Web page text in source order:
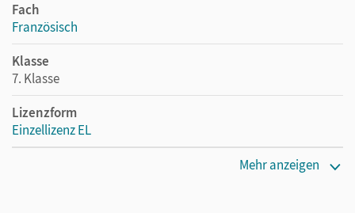
Fach
Französisch
Klasse
7. Klasse
Lizenzform
Einzellizenz EL
Mehr anzeigen